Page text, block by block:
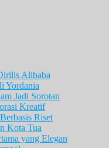
Alibaba
Yordania
Jadi Sorotan
Kreatif
Riset
Kota Tua
yang Elegan